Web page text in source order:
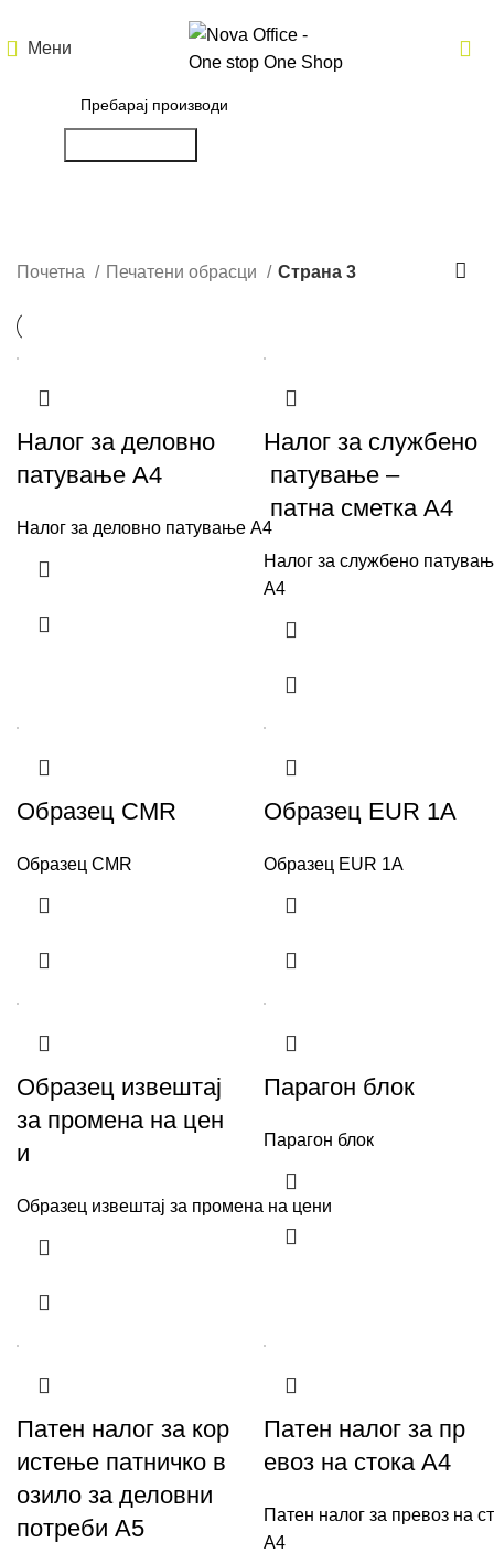
Мени
Почетна Печатени обрасци Страна 3
Налог за деловно
патување А4
Налог за деловно патување А4
Налог за службено
патување –
патна сметка А4
Налог за службено
А4
Образец CMR
Образец CMR
Образец EUR 1A
Образец EUR 1A
Образец извештај
за промена на цен
и
Образец извештај за промена на цени
Парагон блок
Парагон блок
Патен налог за кор
истење патничко в
озило за деловни
потреби А5
Патен налог за пр
евоз на стока А4
Патен налог за превоз на
А4